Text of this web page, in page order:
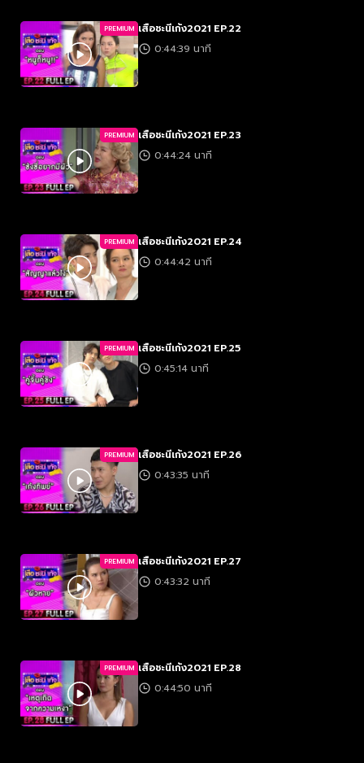
PREMIUM เสือชะนีเก้ง2021 EP.22
0:44:39 นาที
PREMIUM เสือชะนีเก้ง2021 EP.23
0:44:24 นาที
PREMIUM เสือชะนีเก้ง2021 EP.24
0:44:42 นาที
PREMIUM เสือชะนีเก้ง2021 EP.25
0:45:14 นาที
PREMIUM เสือชะนีเก้ง2021 EP.26
0:43:35 นาที
PREMIUM เสือชะนีเก้ง2021 EP.27
0:43:32 นาที
PREMIUM เสือชะนีเก้ง2021 EP.28
0:44:50 นาที